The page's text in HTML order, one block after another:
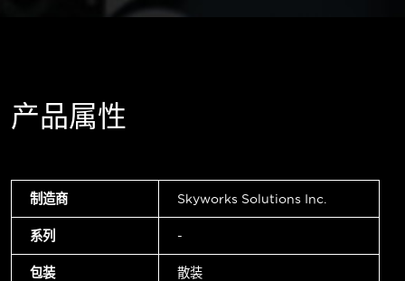
产品属性
制造商 Skyworks Solutions Inc.
系列 -
包装 散装